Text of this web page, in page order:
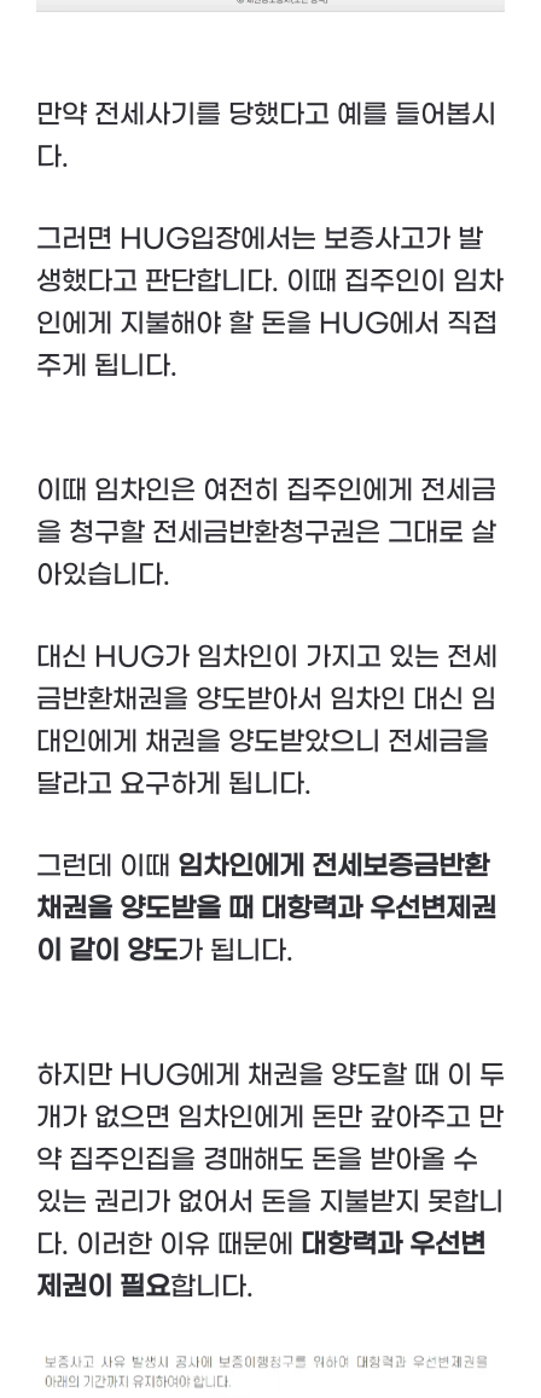
만약 전세사기를 당했다고 예를 들어봅시
다.
그러면 HUG입장에서는 보증사고가 발
생했다고 판단합니다. 이때 집주인이 임차
인에게 지불해야 할 돈을 HUG에서 직접
주게 됩니다.
이때 임차인은 여전히 집주인에게 전세금
을 청구할 전세금반환청구권은 그대로 살
아있습니다.
대신 HUG가 임차인이 가지고 있는 전세
금반환채권을 양도받아서 임차인 대신 임
대인에게 채권을 양도받았으니 전세금을
달라고 요구하게 됩니다.
그런데 이때 임차인에게 전세보증금반환
채권을 양도받을 때 대항력과 우선변제권
이 같이 양도가 됩니다.
하지만 HUG에게 채권을 양도할 때 이 두
개가 없으면 임차인에게 돈만 갚아주고 만
약 집주인집을 경매해도 돈을 받아올 수
있는 권리가 없어서 돈을 지불받지 못합니
다. 이러한 이유 때문에
대항력과 우선변
제권이 필요합니다.